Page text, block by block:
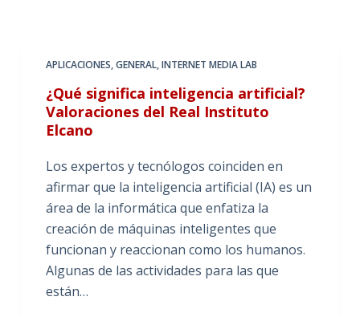
APLICACIONES,GENERAL,INTERNET MEDIA LAB
¿Qué significa inteligencia artificial?
Valoraciones del Real Instituto
Elcano
Los expertos y tecnólogos coinciden en
afirmar que la inteligencia artificial (IA) es un
área de la informática que enfatiza la
creación de máquinas inteligentes que
funcionan y reaccionan como los humanos.
Algunas de las actividades para las que
están…